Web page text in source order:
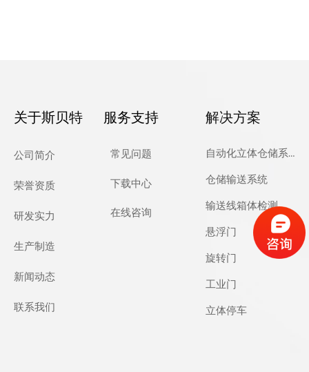
关于斯贝特
公司简介
荣誉资质
研发实力
生产制造
新闻动态
联系我们
服务支持
常见问题
下载中心
在线咨询
解决方案
自动化立体仓储系统
仓储输送系统
输送线箱体检测
悬浮门
旋转门
工业门
立体停车